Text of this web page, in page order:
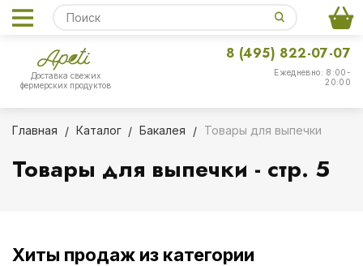
Доставка свежих
фермерских продуктов
Ежедневно: 8:00-
20:00
8 (495) 822-07-07
Главная Каталог Бакалея Товары для выпечки
Товары для выпечки - стр. 5
Хиты продаж из категории